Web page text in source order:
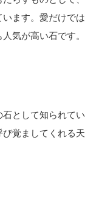
ます。愛だけでは
気が高い石です。
として知られてい
覚ましてくれる天